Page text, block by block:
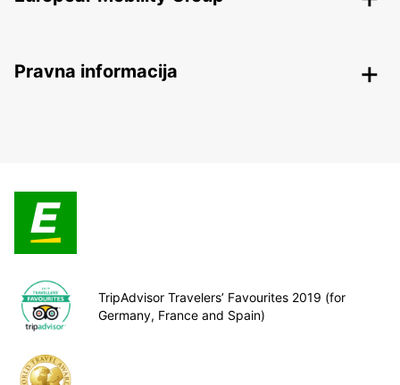
Pravna informacija
TripAdvisor Travelers’ Favourites 2019 (for
Germany, France and Spain)